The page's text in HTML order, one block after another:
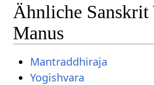
Ähnliche
Manus
Mantraddhiraja
Yogishvara